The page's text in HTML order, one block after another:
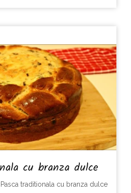
cu branza dulce
traditionala cu branza dulce